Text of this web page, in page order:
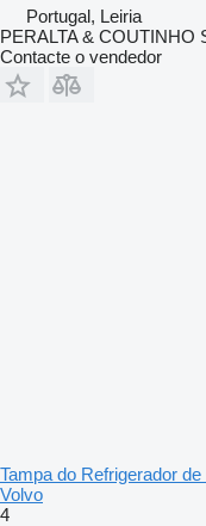
Portugal, Leiria
PERALTA & COUTINHO
Contacte o vendedor
Tampa do Refrigerador
Volvo
4